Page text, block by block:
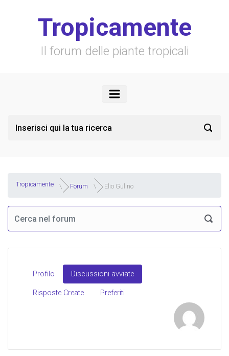
Tropicamente
Il forum delle piante tropicali
Tropicamente Forum Elio Gulino
Profilo Discussioni avviate
Risposte Create Preferiti